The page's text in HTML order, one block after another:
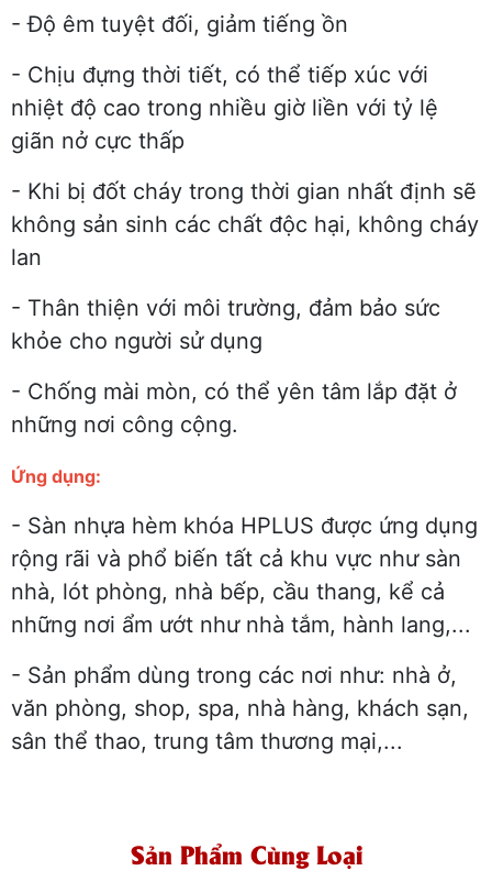
- Độ êm tuyệt đối, giảm tiếng ồn
- Chịu đựng thời tiết, có thể tiếp xúc với
nhiệt độ cao trong nhiều giờ liền với tỷ lệ
giãn nở cực thấp
- Khi bị đốt cháy trong thời gian nhất định sẽ
không sản sinh các chất độc hại, không cháy
lan
- Thân thiện với môi trường, đảm bảo sức
khỏe cho người sử dụng
- Chống mài mòn, có thể yên tâm lắp đặt ở
những nơi công cộng.
Ứng dụng:
- Sàn nhựa hèm khóa HPLUS được ứng dụng
rộng rãi và phổ biến tất cả khu vực như sàn
nhà, lót phòng, nhà bếp, cầu thang, kể cả
những nơi ẩm ướt như nhà tắm, hành lang,...
- Sản phẩm dùng trong các nơi như: nhà ở,
văn phòng, shop, spa, nhà hàng, khách sạn,
sân thể thao, trung tâm thương mại,...
Sản Phẩm Cùng Loại